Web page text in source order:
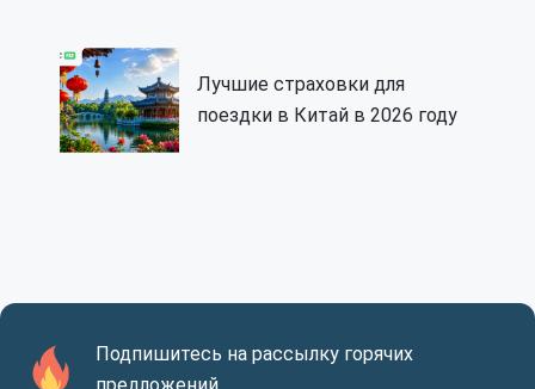
Лучшие страховки для
поездки в Китай в 2026 году
Подпишитесь на рассылку горячих
предложений